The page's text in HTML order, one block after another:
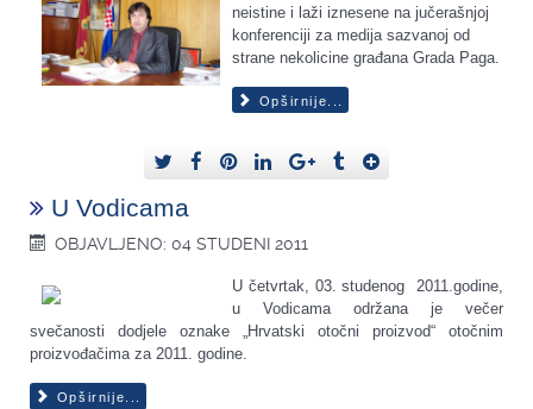
neistine i laži iznesene na jučerašnjoj
konferenciji za medija sazvanoj od
strane nekolicine građana Grada Paga.
Opširnije...
U Vodicama
OBJAVLJENO: 04 STUDENI 2011
U četvrtak, 03. studenog 2011.godine,
u Vodicama održana je večer
svečanosti dodjele oznake „Hrvatski otočni proizvod“ otočnim
proizvođačima za 2011. godine.
Opširnije...